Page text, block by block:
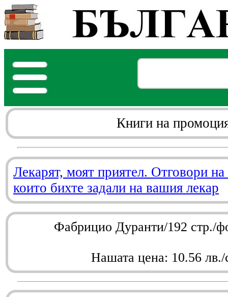
Книги на
Лекарят, моят приятел. Отговори
които бихте задали на вашия лекар
Фабрицио Дуранти/192 стр./
Нашата цена: 10.56 лв./